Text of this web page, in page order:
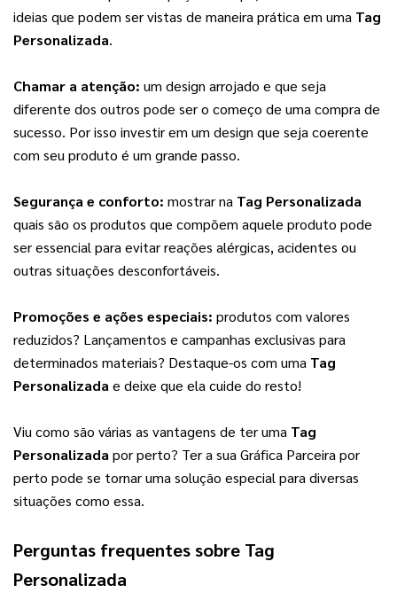
ideias que podem ser vistas de maneira prática em uma Tag
Personalizada.
Chamar a atenção: um design arrojado e que seja
diferente dos outros pode ser o começo de uma compra de
sucesso. Por isso investir em um design que seja coerente
com seu produto é um grande passo.
Segurança e conforto: mostrar na Tag Personalizada
quais são os produtos que compõem aquele produto pode
ser essencial para evitar reações alérgicas, acidentes ou
outras situações desconfortáveis.
Promoções e ações especiais: produtos com valores
reduzidos? Lançamentos e campanhas exclusivas para
determinados materiais? Destaque-os com uma Tag
Personalizada e deixe que ela cuide do resto!
Viu como são várias as vantagens de ter uma Tag
Personalizada por perto? Ter a sua Gráfica Parceira por
perto pode se tornar uma solução especial para diversas
situações como essa.
Perguntas frequentes sobre Tag
Personalizada